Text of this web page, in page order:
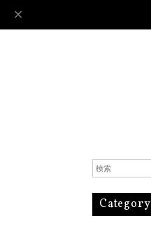
Category